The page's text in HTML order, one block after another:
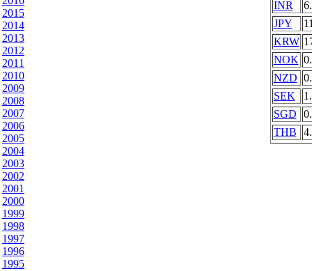
2015
2014
2013
2012
2011
2010
2009
2008
2007
2006
2005
2004
2003
2002
2001
2000
1999
1998
1997
1996
1995
INR
JPY
KRW
NOK
NZD
SEK
SGD
THB